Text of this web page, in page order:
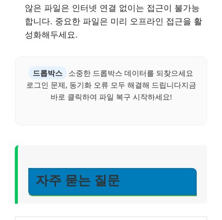
않은 파일은 인터넷 연결 없이는 접근이 불가능
합니다. 중요한 파일은 미리 오프라인 접근을 활
성화해두세요.
드롭박스
소중한 드롭박스 데이터를 되찾으세요
로그인 문제, 동기화 오류 모두 해결해 드립니다지금
바로 클릭하여 파일 복구 시작하세요!
자주 묻는 질문